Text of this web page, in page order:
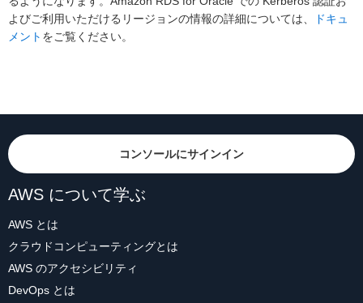
よびご利用いただけるリージョンの情報の詳細については、
ドキュ
メント をご覧ください。
コンソールにサインイン
AWS について学ぶ
AWS とは
クラウドコンピューティングとは
AWS のアクセシビリティ
DevOps とは